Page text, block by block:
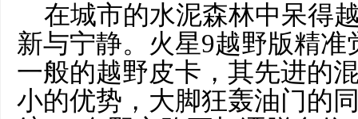
在城市的水泥森林中呆得
新与宁静。火星9越野版精
一般的越野皮卡，其先进的
小的优势，大脚狂轰油门的